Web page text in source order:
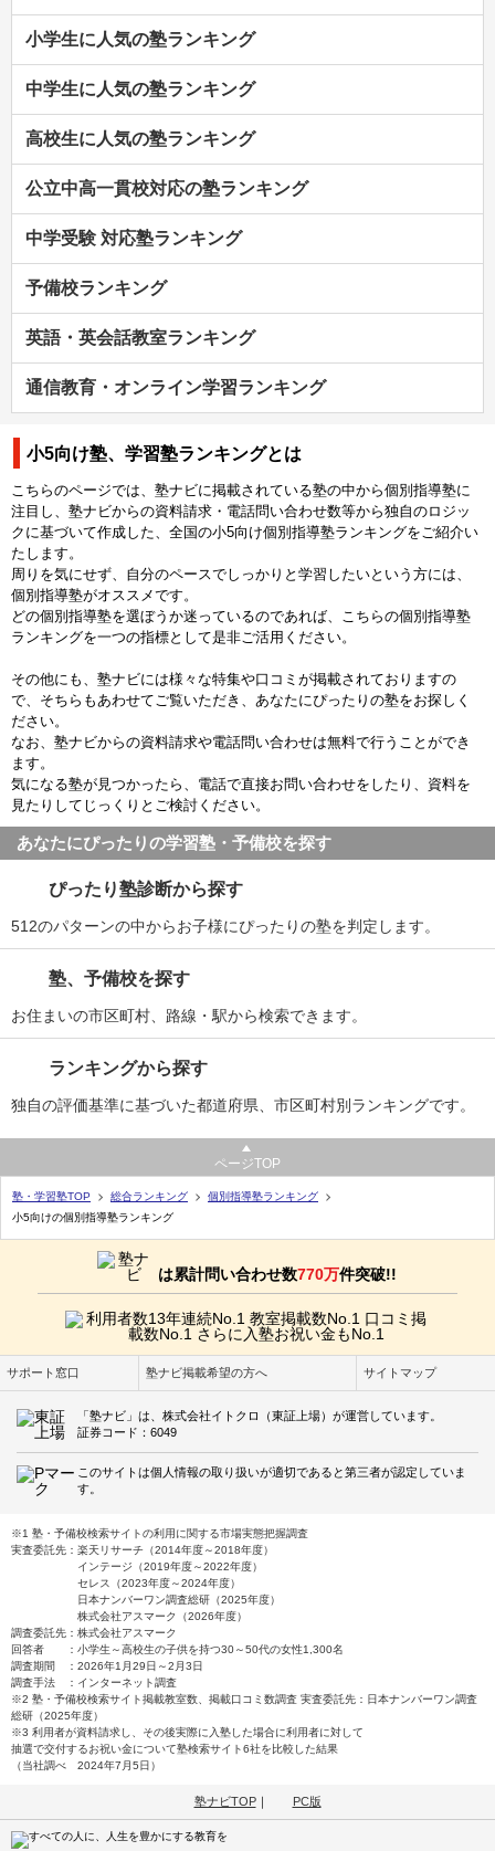
小学生に人気の塾ランキング
中学生に人気の塾ランキング
高校生に人気の塾ランキング
公立中高一貫校対応の塾ランキング
中学受験 対応塾ランキング
予備校ランキング
英語・英会話教室ランキング
通信教育・オンライン学習ランキング
小5向け塾、学習塾ランキングとは
こちらのページでは、塾ナビに掲載されている塾の中から個別指導塾に
注目し、塾ナビからの資料請求・電話問い合わせ数等から独自のロジッ
クに基づいて作成した、全国の小5向け個別指導塾ランキングをご紹介い
たします。
周りを気にせず、自分のペースでしっかりと学習したいという方には、
個別指導塾がオススメです。
どの個別指導塾を選ぼうか迷っているのであれば、こちらの個別指導塾
ランキングを一つの指標として是非ご活用ください。
その他にも、塾ナビには様々な特集や口コミが掲載されておりますの
で、そちらもあわせてご覧いただき、あなたにぴったりの塾をお探しく
ださい。
なお、塾ナビからの資料請求や電話問い合わせは無料で行うことができ
ます。
気になる塾が見つかったら、電話で直接お問い合わせをしたり、資料を
見たりしてじっくりとご検討ください。
あなたにぴったりの学習塾・予備校を探す
ぴったり塾診断から探す
512のパターンの中からお子様にぴったりの塾を判定します。
塾、予備校を探す
お住まいの市区町村、路線・駅から検索できます。
ランキングから探す
独自の評価基準に基づいた都道府県、市区町村別ランキングです。
ページTOP
塾・学習塾TOP 総合ランキング
個別指導塾ランキング
小5向けの個別指導塾ランキング
は累計問い合わせ数770万件突破!!
サポート窓口 塾ナビ掲載希望の方へ サイトマップ
「塾ナビ」は、株式会社イトクロ（東証上場）が運営しています。
証券コード：6049
このサイトは個人情報の取り扱いが適切であると第三者が認定していま
す。
※1 塾・予備校検索サイトの利用に関する市場実態把握調査
実査委託先：楽天リサーチ（2014年度～2018年度）
インテージ（2019年度～2022年度）
セレス（2023年度～2024年度）
日本ナンバーワン調査総研（2025年度）
株式会社アスマーク（2026年度）
調査委託先：株式会社アスマーク
回答者 ：小学生～高校生の子供を持つ30～50代の女性1,300名
調査期間 ：2026年1月29日～2月3日
調査手法 ：インターネット調査
※2 塾・予備校検索サイト掲載教室数、掲載口コミ数調査 実査委託先：日本ナンバーワン調査
総研（2025年度）
※3 利用者が資料請求し、その後実際に入塾した場合に利用者に対して
抽選で交付するお祝い金について塾検索サイト6社を比較した結果
（当社調べ 2024年7月5日）
塾ナビTOP｜ PC版